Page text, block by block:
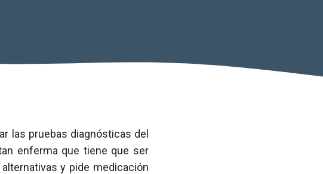
las pruebas diagnósticas del
enferma que tiene que ser
y pide medicación